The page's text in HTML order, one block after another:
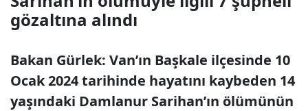
gözaltına alındı
Bakan Gürlek: Van’ın Başkale ilçesinde 10
Ocak 2024 tarihinde hayatını kaybeden 14
yaşındaki Damlanur Sarihan’ın ölümünün